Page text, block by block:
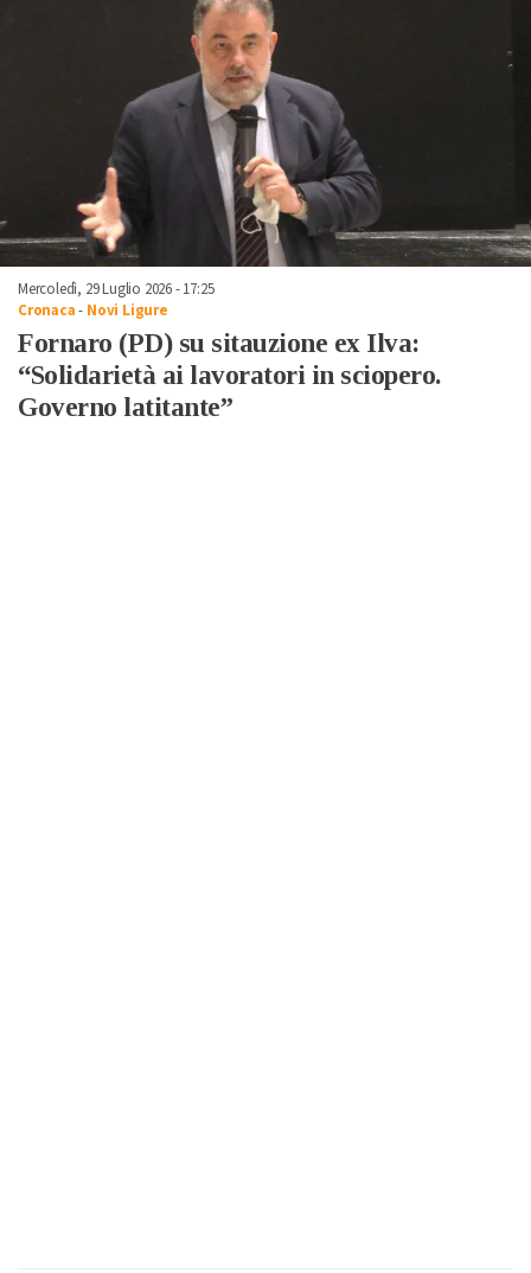
Mercoledì, 29 Luglio 2026 - 17:25
Cronaca- Novi Ligure
Fornaro (PD) su sitauzione ex Ilva:
“Solidarietà ai lavoratori in sciopero.
Governo latitante”